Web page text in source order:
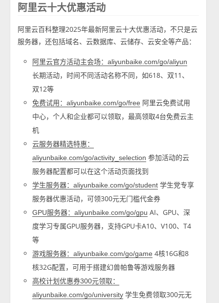
阿里云十大优惠活动
阿里云百科整理2025年最新阿里云十大优惠活动，不只是云
服务器，还包括域名、云数据库、云储存、云安全等产品：
阿里云官方活动主会场：aliyunbaike.com/go/aliyun
长期活动，时间不同活动名称不同，如618、双11、
双12等
免费试用：aliyunbaike.com/go/free 阿里云免费试用
中心，个人和企业都可以领取，最高领取4台免费云主
机
云服务器精选特惠：
aliyunbaike.com/go/activity_selection 参加活动的云
服务器配置都可以在这个活动页面找到
学生服务器：aliyunbaike.com/go/student 学生党专享
服务器优惠活动，可领300元无门槛代金券
GPU服务器：aliyunbaike.com/go/gpu AI、GPU、深
度学习专属GPU服务器，支持GPU卡A10、V100、T4
等
游戏服务器：aliyunbaike.com/go/game 4核16G和8
核32G配置，可用于搭建幻兽帕鲁等游戏服务器
高校计划优惠券300元领取：
aliyunbaike.com/go/university 学生免费领取300元无